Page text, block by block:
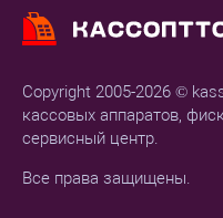
Copyright 2005-2026 ©
кассовых аппаратов,
сервисный центр.
Все права защищены.